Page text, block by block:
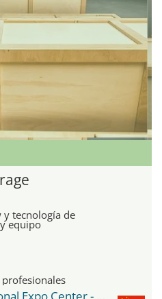
y tecnología de
equipo
Shanghai New International Expo Center - SNIEC